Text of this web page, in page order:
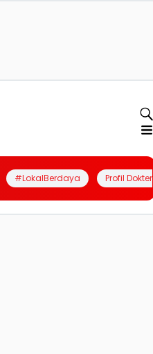
#LokalBerdaya Profil Dokter